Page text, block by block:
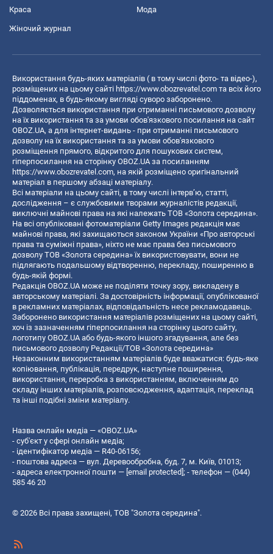
Краса Мода
Жіночий журнал
Використання будь-яких матеріалів ( в тому числі фото- та відео-),
розміщених на цьому сайті https://www.obozrevatel.com та всіх його
піддоменах, в будь-якому вигляді суворо заборонено.
Дозволяється використання при отриманні письмового дозволу
на їх використання та за умови обов'язкового посилання на сайт
OBOZ.UA, а для інтернет-видань - при отриманні письмового
дозволу на їх використання та за умови обов'язкового
розміщення прямого, відкритого для пошукових систем,
гіперпосилання на сторінку OBOZ.UA за посиланням
https://www.obozrevatel.com, на якій розміщено оригінальний
матеріал в першому абзаці матеріалу.
Всі матеріали на цьому сайті, в тому числі інтерв’ю, статті,
дослідження – є службовими творами журналістів редакції,
виключні майнові права на які належать ТОВ «Золота середина».
На всі опубліковані фотоматеріали Getty Images редакція має
майнові права, які захищаються законом України «Про авторські
права та суміжні права», ніхто не має права без письмового
дозволу ТОВ «Золота середина» їх використовувати, вони не
підлягають подальшому відтворенню, перекладу, поширенню в
будь-якій формі.
Редакція OBOZ.UA може не поділяти точку зору, викладену в
авторському матеріалі. За достовірність інформації, опублікованої
в рекламних матеріалах, відповідальність несе рекламодавець.
Заборонено використання матеріалів розміщених на цьому сайті,
хоч із зазначенням гіперпосилання на сторінку цього сайту,
логотипу OBOZ.UA або будь-якого іншого згадування, але без
письмового дозволу Редакції/ТОВ «Золота середина»
Незаконним використанням матеріалів буде вважатися: будь-яке
копiювання, публiкацiя, передрук, наступне поширення,
використання, переробка з використанням, включенням до
складу інших матеріалів, розповсюдження, адаптація, переклад
та інші подібні зміни матеріалу.
Назва онлайн медіа — «OBOZ.UA»
- суб'єкт у сфері онлайн медіа;
- ідентифікатор медіа — R40-06156;
- поштова адреса — вул. Деревообробна, буд. 7, м. Київ, 01013;
- адреса електронної пошти — [email protected]; - телефон — (044)
585 46 20
© 2026 Всі права захищені, ТОВ "Золота середина".